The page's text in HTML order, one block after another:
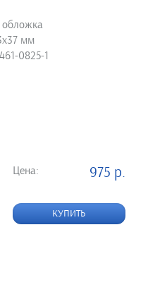
обложка
мм
0825-1
Цена: 975 р.
КУПИТЬ